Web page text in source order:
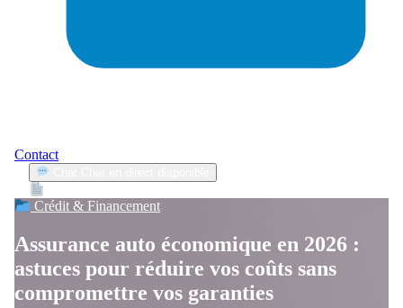
Contact
Crédit & Financement
Assurance auto économique en 2026 :
astuces pour réduire vos coûts sans
compromettre vos garanties